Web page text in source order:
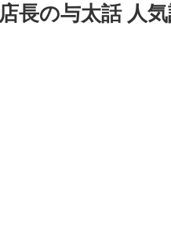
店長の与太話 人